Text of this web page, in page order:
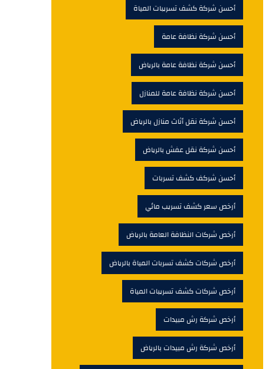
أحسن شركة كشف تسريبات المياة
أحسن شركة نظافة عامة
أحسن شركة نظافة عامة بالرياض
أحسن شركة نظافة عامة للمنازل
أحسن شركة نقل أثاث منازل بالرياض
أحسن شركة نقل عفش بالرياض
أحسن شركف كشف تسربات
أرخص سعر كشف تسريب مائي
أرخص شركات النظافة العامة بالرياض
أرخص شركات كشف تسربات المياة بالرياض
أرخص شركات كشف تسريبات المياة
أرخص شركة رش مبيدات
أرخص شركة رش مبيدات بالرياض